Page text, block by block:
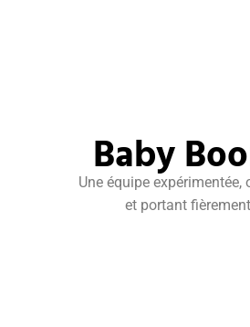
Baby
Une équipe
et portant